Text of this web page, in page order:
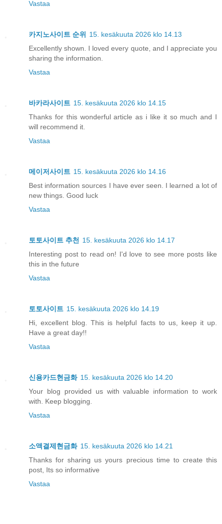
Vastaa
카지노사이트 순위
15. kesäkuuta 2026 klo 14.13
Excellently shown. I loved every quote, and I appreciate you
sharing the information.
Vastaa
바카라사이트 15. kesäkuuta 2026 klo 14.15
Thanks for this wonderful article as i like it so much and I
will recommend it.
Vastaa
메이저사이트 15. kesäkuuta 2026 klo 14.16
Best information sources I have ever seen. I learned a lot of
new things. Good luck
Vastaa
토토사이트 추천
15. kesäkuuta 2026 klo 14.17
Interesting post to read on! I'd love to see more posts like
this in the future
Vastaa
토토사이트 15. kesäkuuta 2026 klo 14.19
Hi, excellent blog. This is helpful facts to us, keep it up.
Have a great day!!
Vastaa
신용카드현금화 15. kesäkuuta 2026 klo 14.20
Your blog provided us with valuable information to work
with. Keep blogging.
Vastaa
소액결제현금화 15. kesäkuuta 2026 klo 14.21
Thanks for sharing us yours precious time to create this
post, Its so informative
Vastaa